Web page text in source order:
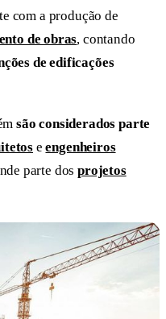
com a produção de
de obras, contando
de edificações
são considerados parte
eengenheiros
parte dosprojetos